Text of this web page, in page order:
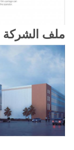
ملف الشركة